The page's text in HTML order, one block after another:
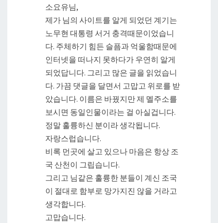
소요유님,
제가 님의 사이트를 알게 되었던 계기는
노무현 대통령 서거 충격때문이었습니
다. 주체하기 힘든 슬픔과 억울함때문에
인터넷을 떠나지 못하다가 우연히 알게
되었답니다. 그리고 많은 글을 읽었습니
다. 가끔 댓글을 달면서 고맙고 위로를 받
았습니다. 이름은 바꿨지만 제 멜주소를
보시면 동일인물이라는 걸 아실겁니다.
정말 훌륭하신 분이라 생각됩니다.
자랑스럽습니다.
비록 먼곳에 살고 있으나 마음은 항상 조
국 산천이 그립습니다.
그리고 님같은 훌륭한 분들이 계신 조국
이 절대로 함부로 망가지진 않을 거라고
생각합니다.
고맙습니다.